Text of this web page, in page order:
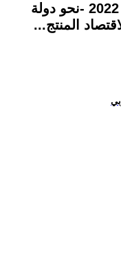
برنامج الحزب للانتخابات النيابية 2022 -نحو دولة
المنتج...